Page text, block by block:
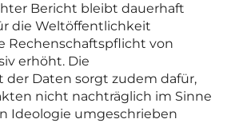
Bericht bleibt dauerhaft
die Weltöffentlichkeit
Rechenschaftspflicht von
erhöht. Die
der Daten sorgt zudem dafür,
nicht nachträglich im Sinne
Ideologie umgeschrieben